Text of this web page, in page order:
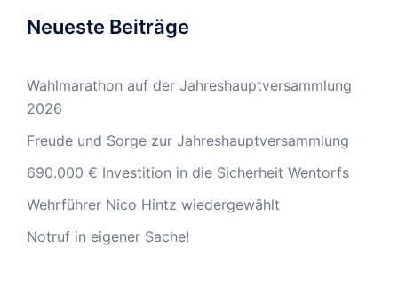
Neueste Beiträge
Wahlmarathon auf der Jahreshauptversammlung
2026
Freude und Sorge zur Jahreshauptversammlung
690.000 € Investition in die Sicherheit Wentorfs
Wehrführer Nico Hintz wiedergewählt
Notruf in eigener Sache!